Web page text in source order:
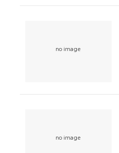
no image
no image